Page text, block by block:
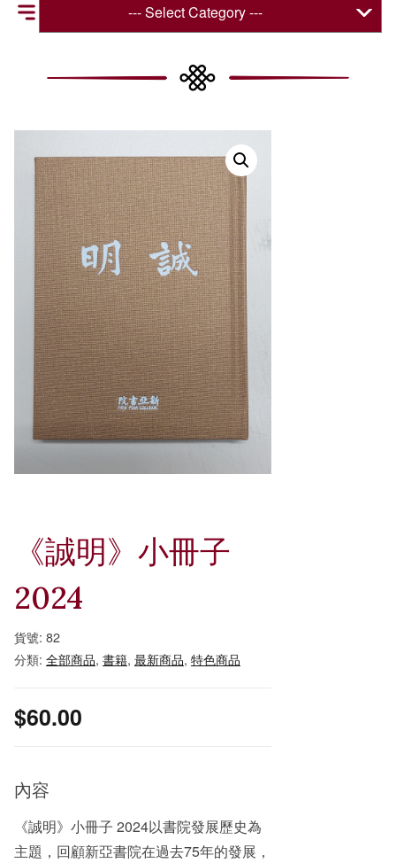
--- Select Category ---
《誠明》小冊子
2024
貨號: 82
分類: 全部商品, 書籍, 最新商品, 特色商品
$60.00
內容
《誠明》小冊子 2024以書院發展歷史為
主題，回顧新亞書院在過去75年的發展，